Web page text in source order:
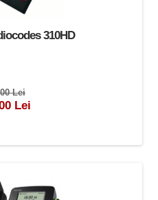
310HD
Lei
Lei